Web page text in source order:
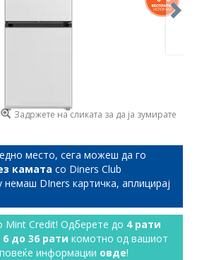
Задржете на сликата за да ја зумирате
место, сега можеш да го
камата со Diners Club
немаш DIners картичка, аплицирај
Mint Credit! Одберете до 4 рати
до 36 рати комотно од вашиот
информации овде!